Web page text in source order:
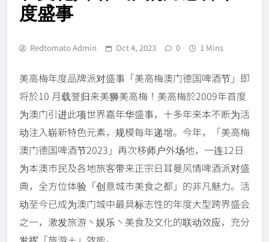
度盛事
Redtomato Admin Oct 4, 2023 0 1 Mins
美高梅年度品牌派对盛事「美高梅澳门德国啤酒节」即
将於10 月载誉归来美狮美高梅！美高梅於2009年首度
为澳门引进此项世界嘉年华盛事，十多年来本不断为活
动注入崭新特色元素，规模每年递增。今年，「美高梅
澳门德国啤酒节2023」再次移师户外场地，一连12日
为本澳市民及各地旅客带来正宗日耳曼风情啤酒派对盛
典，全方位体验「创意城市美食之都」的非凡魅力。活
动至今已成为澳门城中最具标志性的年度大型跨界盛会
之一，激发旅游丶娱乐丶美食及文化的联动效应，充分